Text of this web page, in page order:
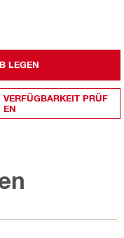
LEGEN
VERFÜGBARKEIT PRÜF
EN